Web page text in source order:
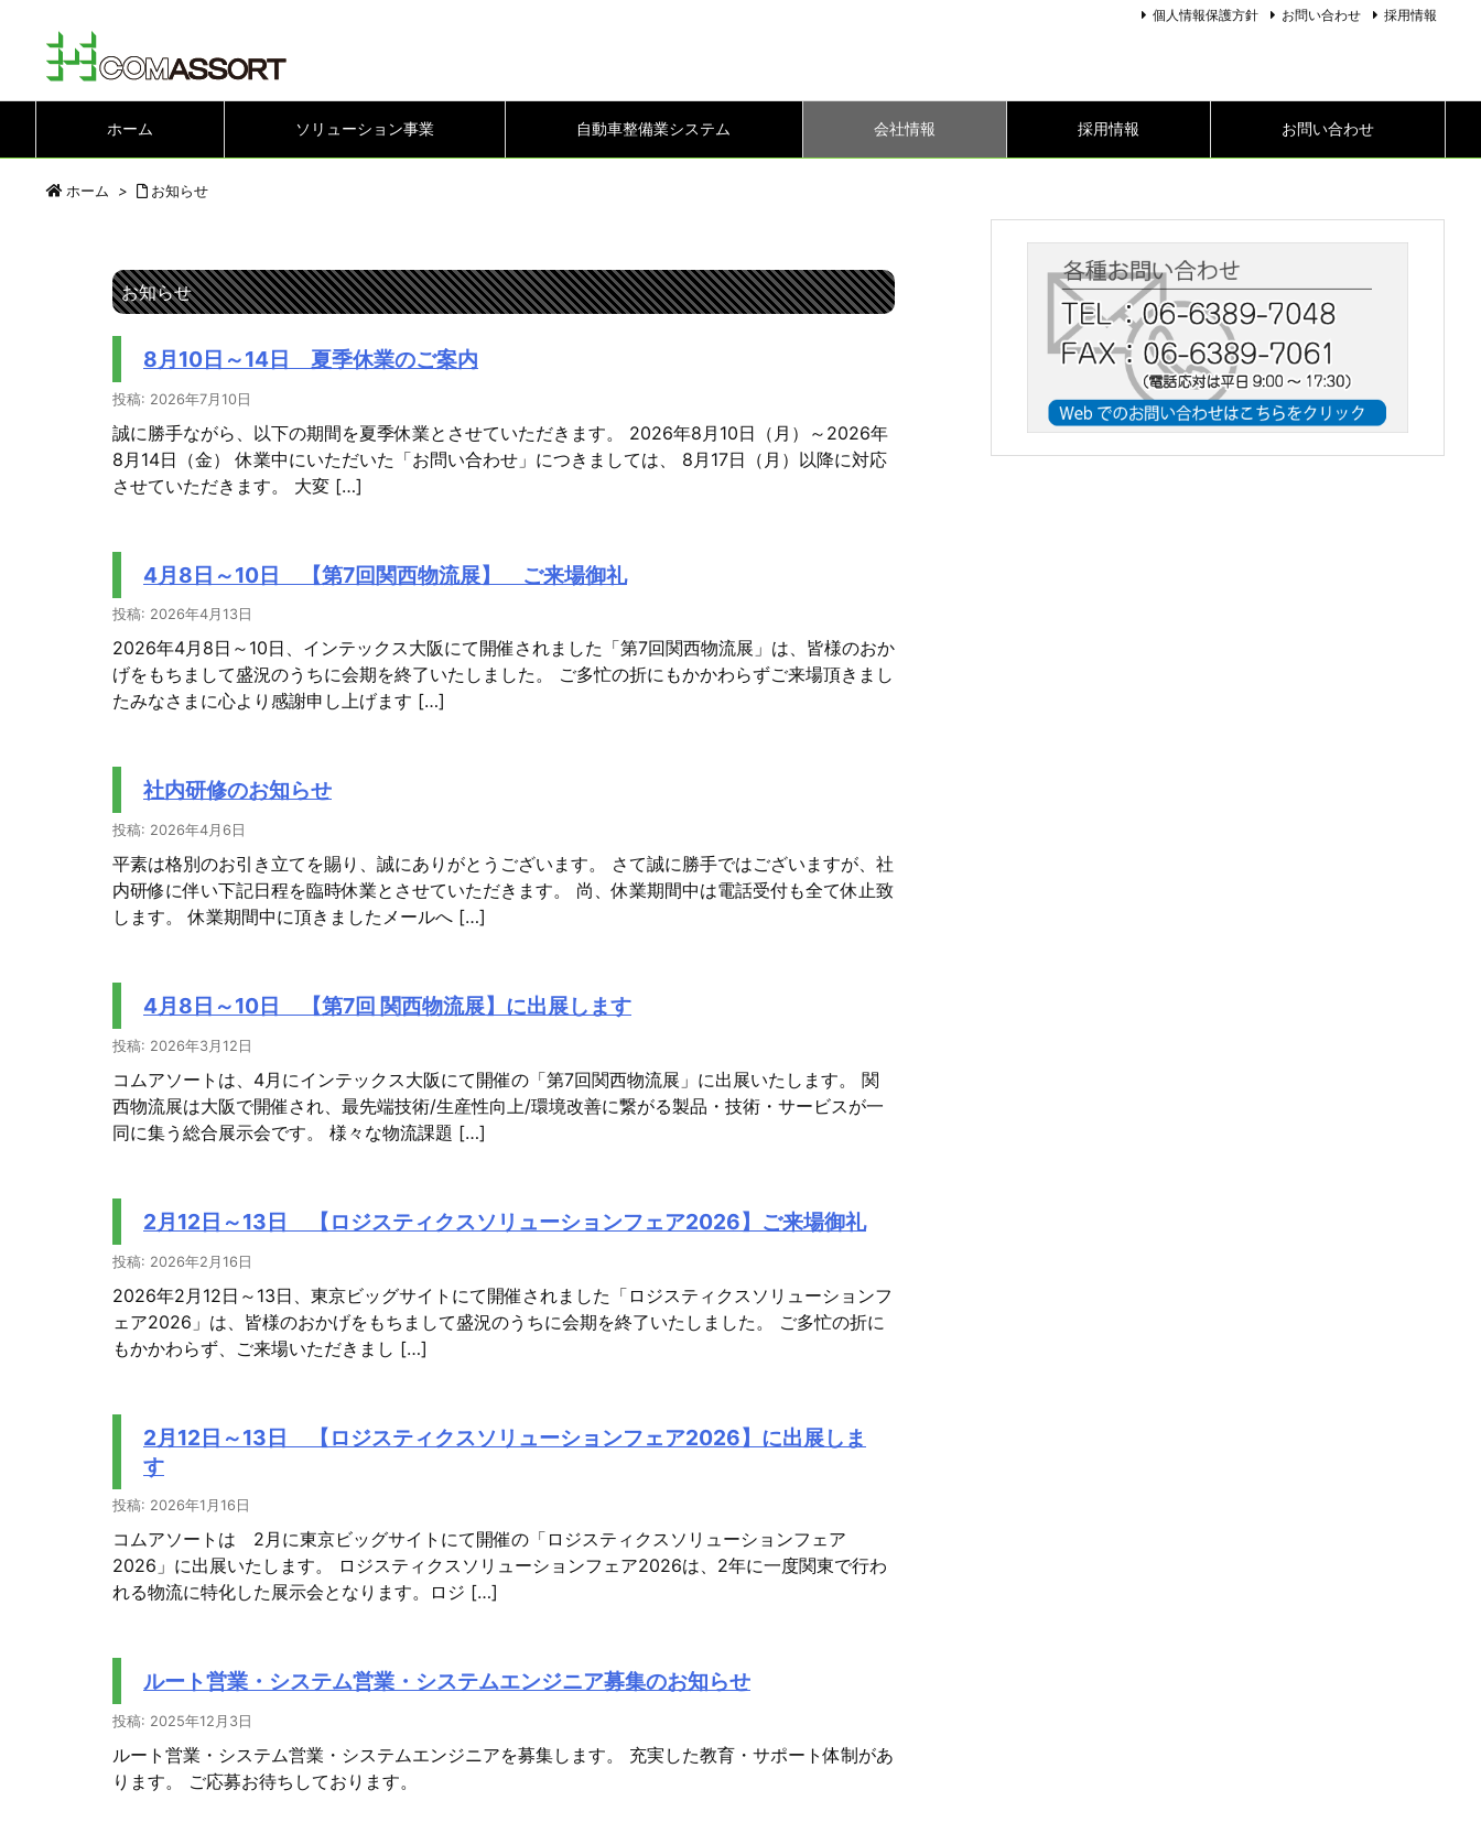
ホーム ソリューション事業 自動車整備業システム 会社情報 採用情報 お問い合わせ
個人情報保護方針 お問い合わせ 採用情報
ホーム > お知らせ
お知らせ
8月10日～14日 夏季休業のご案内
投稿: 2026年7月10日
誠に勝手ながら、以下の期間を夏季休業とさせていただきます。 2026年8月10日（月）～2026年
8月14日（金） 休業中にいただいた「お問い合わせ」につきましては、 8月17日（月）以降に対応
させていただきます。 大変 […]
4月8日～10日 【第7回関西物流展】 ご来場御礼
投稿: 2026年4月13日
2026年4月8日～10日、インテックス大阪にて開催されました「第7回関西物流展」は、皆様のおか
げをもちまして盛況のうちに会期を終了いたしました。 ご多忙の折にもかかわらずご来場頂きまし
たみなさまに心より感謝申し上げます […]
社内研修のお知らせ
投稿: 2026年4月6日
平素は格別のお引き立てを賜り、誠にありがとうございます。 さて誠に勝手ではございますが、社
内研修に伴い下記日程を臨時休業とさせていただきます。 尚、休業期間中は電話受付も全て休止致
します。 休業期間中に頂きましたメールへ […]
4月8日～10日 【第7回 関西物流展】に出展します
投稿: 2026年3月12日
コムアソートは、4月にインテックス大阪にて開催の「第7回関西物流展」に出展いたします。 関
西物流展は大阪で開催され、最先端技術/生産性向上/環境改善に繋がる製品・技術・サービスが一
同に集う総合展示会です。 様々な物流課題 […]
2月12日～13日 【ロジスティクスソリューションフェア2026】ご来場御礼
投稿: 2026年2月16日
2026年2月12日～13日、東京ビッグサイトにて開催されました「ロジスティクスソリューションフ
ェア2026」は、皆様のおかげをもちまして盛況のうちに会期を終了いたしました。 ご多忙の折に
もかかわらず、ご来場いただきまし […]
2月12日～13日 【ロジスティクスソリューションフェア2026】に出展しま
す
投稿: 2026年1月16日
コムアソートは 2月に東京ビッグサイトにて開催の「ロジスティクスソリューションフェア
2026」に出展いたします。 ロジスティクスソリューションフェア2026は、2年に一度関東で行わ
れる物流に特化した展示会となります。ロジ […]
ルート営業・システム営業・システムエンジニア募集のお知らせ
投稿: 2025年12月3日
ルート営業・システム営業・システムエンジニアを募集します。 充実した教育・サポート体制があ
ります。 ご応募お待ちしております。